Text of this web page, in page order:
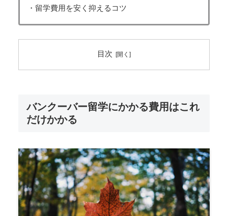
・留学費用を安く抑えるコツ
目次
バンクーバー留学にかかる費用はこれ
だけかかる